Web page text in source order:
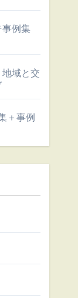
事例集
域と交
＋事例